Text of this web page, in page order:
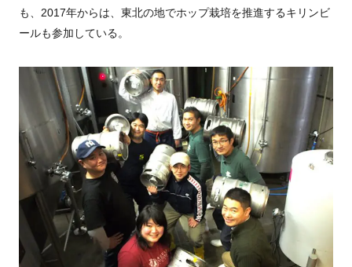
も、 2017年からは、東北の地でホップ栽培を推進するキリンビ
ールも参加している。